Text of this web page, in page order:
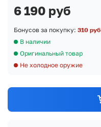
6 190 руб
Бонусов за покупку: 310 руб
В наличии
Оригинальный товар
Не холодное оружие